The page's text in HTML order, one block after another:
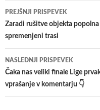
Krmarjenje
po
prispevkih
PREJŠNJI PRISPEVEK
Zaradi rušitve objekta
spremenjeni trasi
NASLEDNJI PRISPEVEK
Čaka nas veliki finale Lige
vprašanje v komentarju 👇